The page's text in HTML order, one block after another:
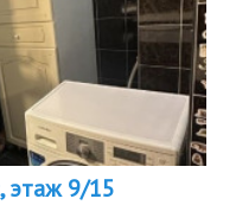
этаж 9/15